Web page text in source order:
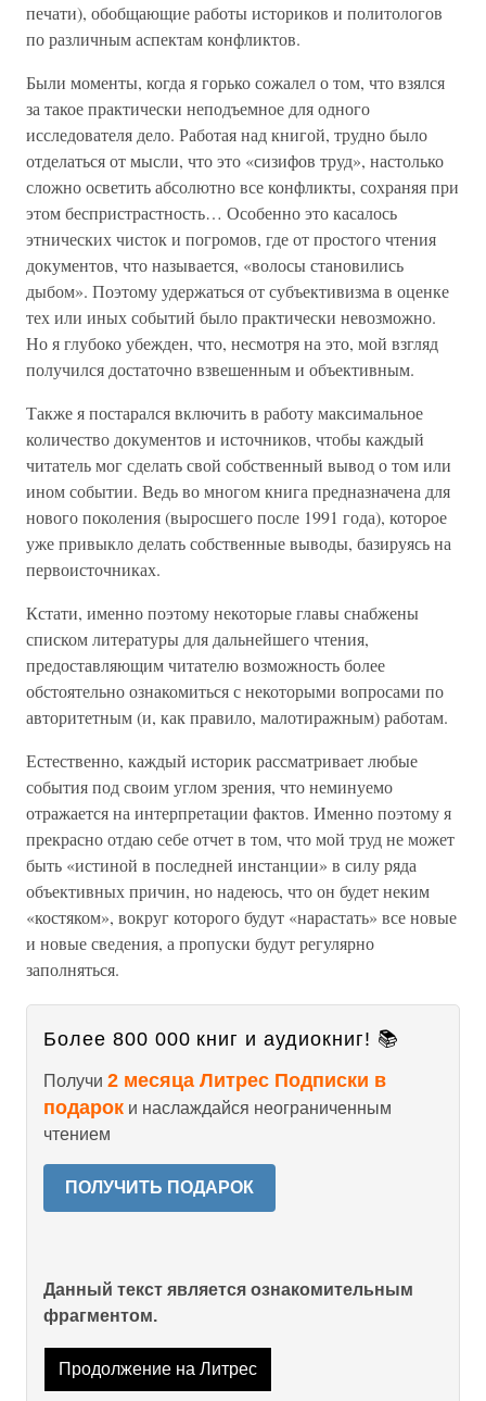
печати), обобщающие работы историков и политологов
по различным аспектам конфликтов.
Были моменты, когда я горько сожалел о том, что взялся
за такое практически неподъемное для одного
исследователя дело. Работая над книгой, трудно было
отделаться от мысли, что это «сизифов труд», настолько
сложно осветить абсолютно все конфликты, сохраняя при
этом беспристрастность… Особенно это касалось
этнических чисток и погромов, где от простого чтения
документов, что называется, «волосы становились
дыбом». Поэтому удержаться от субъективизма в оценке
тех или иных событий было практически невозможно.
Но я глубоко убежден, что, несмотря на это, мой взгляд
получился достаточно взвешенным и объективным.
Также я постарался включить в работу максимальное
количество документов и источников, чтобы каждый
читатель мог сделать свой собственный вывод о том или
ином событии. Ведь во многом книга предназначена для
нового поколения (выросшего после 1991 года), которое
уже привыкло делать собственные выводы, базируясь на
первоисточниках.
Кстати, именно поэтому некоторые главы снабжены
списком литературы для дальнейшего чтения,
предоставляющим читателю возможность более
обстоятельно ознакомиться с некоторыми вопросами по
авторитетным (и, как правило, малотиражным) работам.
Естественно, каждый историк рассматривает любые
события под своим углом зрения, что неминуемо
отражается на интерпретации фактов. Именно поэтому я
прекрасно отдаю себе отчет в том, что мой труд не может
быть «истиной в последней инстанции» в силу ряда
объективных причин, но надеюсь, что он будет неким
«костяком», вокруг которого будут «нарастать» все новые
и новые сведения, а пропуски будут регулярно
заполняться.
Более 800 000 книг и аудиокниг! 📚
Получи 2 месяца Литрес Подписки в
подарок и наслаждайся неограниченным
чтением
ПОЛУЧИТЬ ПОДАРОК
Данный текст является ознакомительным
фрагментом.
Продолжение на Литрес